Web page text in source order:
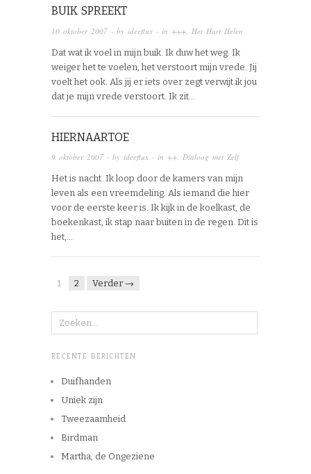
BUIK SPREEKT
10 oktober 2007 · by ideeflux · in +++ Het Hart Helen
Dat wat ik voel in mijn buik. Ik duw het weg. Ik
weiger het te voelen, het verstoort mijn vrede. Jij
voelt het ook. Als jij er iets over zegt verwijt ik jou
dat je mijn vrede verstoort. Ik zit…
HIERNAARTOE
9 oktober 2007 · by ideeflux · in ++, Dialoog met Zelf
Het is nacht. Ik loop door de kamers van mijn
leven als een vreemdeling. Als iemand die hier
voor de eerste keer is. Ik kijk in de koelkast, de
boekenkast, ik stap naar buiten in de regen. Dit is
het,…
1 2 Verder →
RECENTE BERICHTEN
Duifhanden
Uniek zijn
Tweezaamheid
Birdman
Martha, de Ongeziene